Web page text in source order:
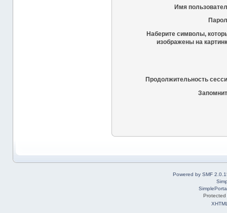
Имя
Наберите символы,
изображены на
Продолжительность
Powered by SMF